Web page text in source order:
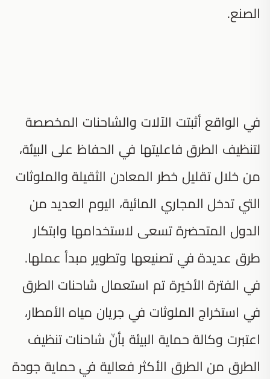
الصنع.
في الواقع أثبتت الآلات والشاحنات المخصصة
لتنظيف الطرق فاعليتها في الحفاظ على البيئة،
من خلال تقليل خطر المعادن الثقيلة والملوثات
التي تدخل المجاري المائية، اليوم العديد من
الدول المتحضرة تسعى لاستخدامها وابتكار
طرق عديدة في تصنيعها وتطوير مبدأ عملها.
في الفترة الأخيرة تم استعمال شاحنات الطرق
في استخراج الملوثات في جريان مياه الأمطار،
اعتبرت وكالة حماية البيئة بأنّ شاحنات تنظيف
الطرق من الطرق الأكثر فعالية في حماية جودة